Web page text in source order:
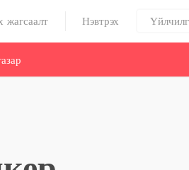
жагсаалт Нэвтрэх